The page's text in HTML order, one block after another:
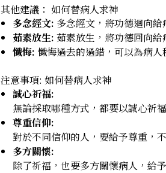
其他建議： 如何替病人求神​​​​​​​
多念經文: 多念經文，將功德迴向
茹素放生: 茹素放生，將功德回向給
懺悔: 懺悔過去的過錯，可以為病
注意事項: 如何替病人求神​​​​​​​
誠心祈福:
無論採取哪種方式，都要以誠心祈
尊重信仰:
對於不同信仰的人，要給予尊重，
多方關懷:
除了祈福，也要多方關懷病人，給